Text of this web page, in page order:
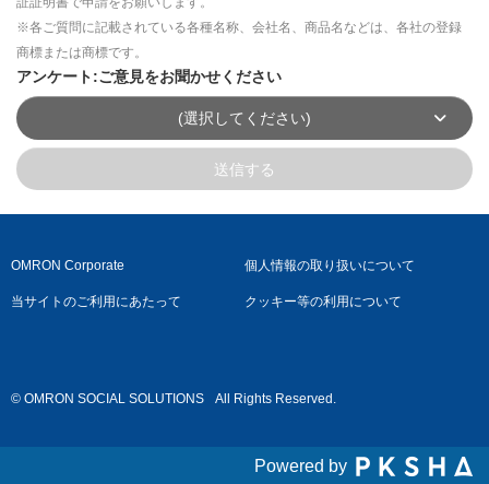
※各ご質問に記載されている各種名称、会社名、商品名などは、各社の登録
商標または商標です。
アンケート:ご意見をお聞かせください
(選択してください)
送信する
OMRON Corporate 個人情報の取り扱いについて
当サイトのご利用にあたって クッキー等の利用について
© OMRON SOCIAL SOLUTIONS All Rights Reserved.
Powered by